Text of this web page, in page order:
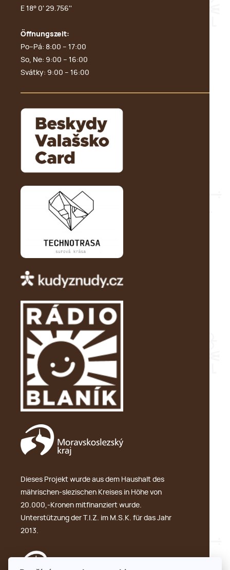
E 18° 0' 29.756''
Öffnungszeit:
Po–Pá: 8:00 – 17:00
So, Ne: 9:00 – 16:00
Svátky: 9:00 – 16:00
Dieses Projekt wurde aus dem Haushalt des
mährischen-slezischen Kreises in Höhe von
20.000,-Kronen mitfinanziert wurde.
Unterstützung der T.I.Z. im M.S.K. für das Jahr
2013.